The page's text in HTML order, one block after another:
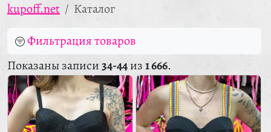
kupoff.net
Каталог
Фильтрация товаров
Показаны записи34-44из1 666.